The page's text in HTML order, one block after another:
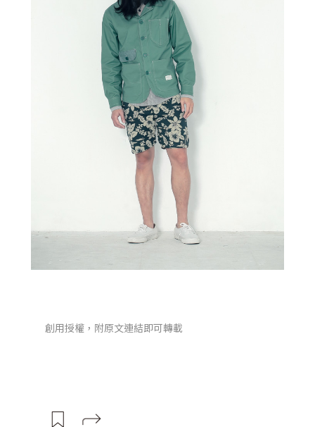
創用授權，附原文連結即可轉載